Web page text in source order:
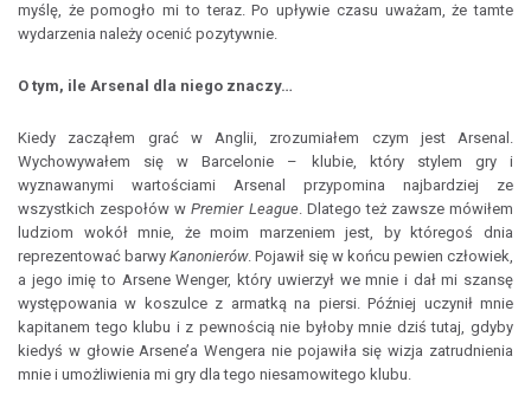
myślę, że pomogło mi to teraz. Po upływie czasu uważam, że tamte
wydarzenia należy ocenić pozytywnie.
O tym, ile Arsenal dla niego znaczy…
Kiedy zacząłem grać w Anglii, zrozumiałem czym jest Arsenal.
Wychowywałem się w Barcelonie – klubie, który stylem gry i
wyznawanymi wartościami Arsenal przypomina najbardziej ze
wszystkich zespołów wPremier League. Dlatego też zawsze mówiłem
ludziom wokół mnie, że moim marzeniem jest, by któregoś dnia
reprezentować barwy Kanonierów. Pojawił się w końcu pewien człowiek,
a jego imię to Arsene Wenger, który uwierzył we mnie i dał mi szansę
występowania w koszulce z armatką na piersi. Później uczynił mnie
kapitanem tego klubu i z pewnością nie byłoby mnie dziś tutaj, gdyby
kiedyś w głowie Arsene’a Wengera nie pojawiła się wizja zatrudnienia
mnie i umożliwienia mi gry dla tego niesamowitego klubu.